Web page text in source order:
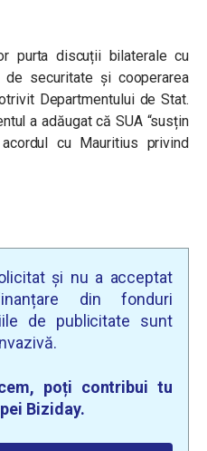
purta discuții bilaterale cu
de securitate și cooperarea
Departmentului de Stat.
a adăugat că SUA “susțin
cu Mauritius privind
și nu a acceptat
din fonduri
de publicitate sunt
poți contribui tu
Biziday.